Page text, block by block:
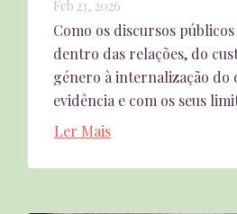
Feb 23, 2026
Como os discursos
dentro das relações, do
género à internalização do
evidência e com os seus
Ler Mais